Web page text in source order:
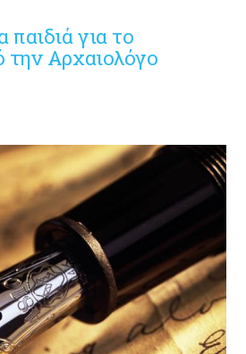
για το
την Αρχαιολόγο